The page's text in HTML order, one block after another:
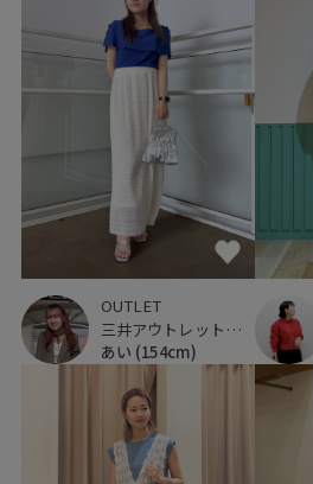
OUTLET
三井アウトレットパーク 入間
あい (154cm)